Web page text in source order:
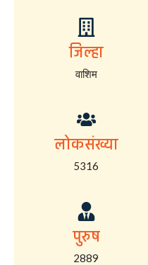
जिल्हा
वाशिम
लोकसंख्या
5316
पुरुष
2889